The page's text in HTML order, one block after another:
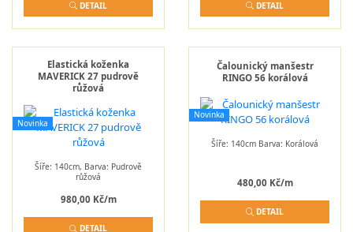
DETAIL DETAIL
Elastická koženka
MAVERICK 27 pudrově
růžová
Novinka
Šíře: 140cm, Barva: Pudrově
růžová
980,00 Kč/m
DETAIL
Čalounický manšestr
RINGO 56 korálová
Novinka
Šíře: 140cm Barva: Korálová
480,00 Kč/m
DETAIL